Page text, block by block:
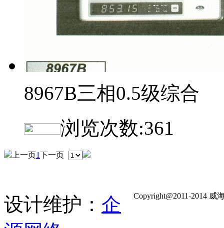
8967B三相0.5级综合
浏览次数:361
上一页1下一页
Copyright@2011-2014
设计维护： 企